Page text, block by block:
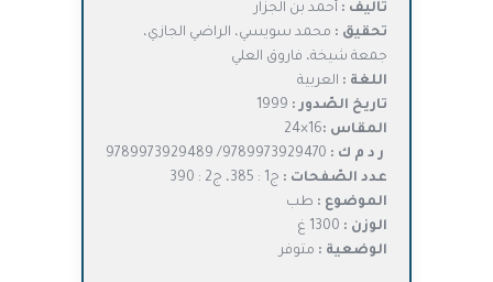
€18,000.
€14,400.
تأليف : أحمد بن الجزار
تحقيق : محمد سويسي، الراضي الجازي،
جمعة شيخة، فاروق العلي
اللغة : العربية
تاريخ الصّدور :
المقاس :16×24
ر د م ك :
عدد الصّفحات : ج1 : 385، ج2 : 390
الموضوع : طب
الوزن : 1300 غ
الوضعية : متوفر